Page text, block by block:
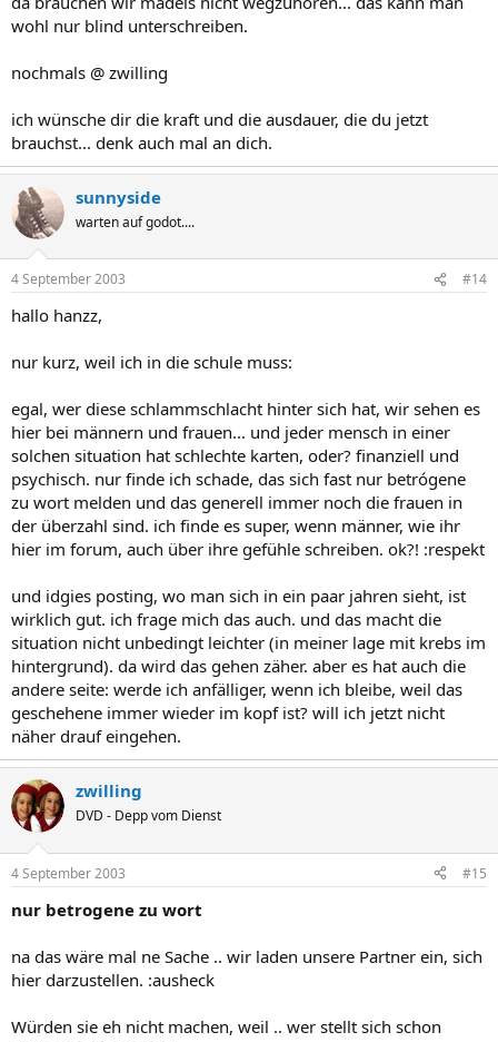
wohl nur blind unterschreiben.
nochmals @ zwilling
ich wünsche dir die kraft und die ausdauer, die du jetzt
brauchst... denk auch mal an dich.
sunnyside
warten auf godot....
4 September 2003 #14
hallo hanzz,
nur kurz, weil ich in die schule muss:
egal, wer diese schlammschlacht hinter sich hat, wir sehen es
hier bei männern und frauen... und jeder mensch in einer
solchen situation hat schlechte karten, oder? finanziell und
psychisch. nur finde ich schade, das sich fast nur betrógene
zu wort melden und das generell immer noch die frauen in
der überzahl sind. ich finde es super, wenn männer, wie ihr
hier im forum, auch über ihre gefühle schreiben. ok?! :respekt
und idgies posting, wo man sich in ein paar jahren sieht, ist
wirklich gut. ich frage mich das auch. und das macht die
situation nicht unbedingt leichter (in meiner lage mit krebs im
hintergrund). da wird das gehen zäher. aber es hat auch die
andere seite: werde ich anfälliger, wenn ich bleibe, weil das
geschehene immer wieder im kopf ist? will ich jetzt nicht
näher drauf eingehen.
zwilling
DVD - Depp vom Dienst
4 September 2003 #15
nur betrogene zu wort
na das wäre mal ne Sache .. wir laden unsere Partner ein, sich
hier darzustellen. :ausheck
Würden sie eh nicht machen, weil .. wer stellt sich schon